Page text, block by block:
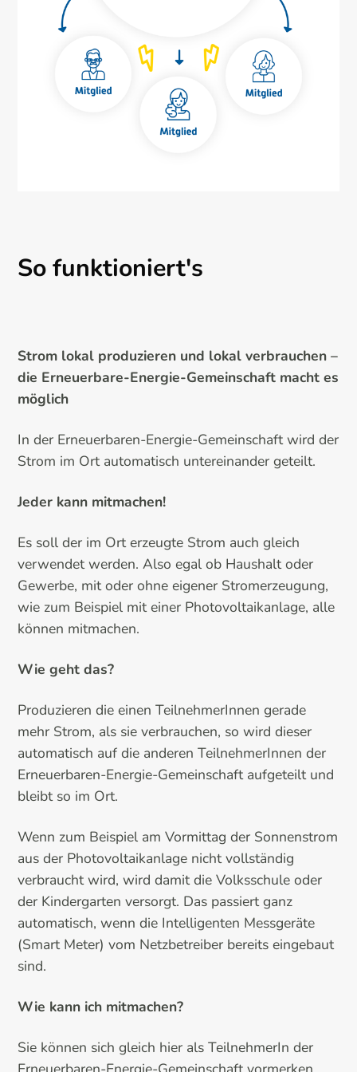
So funktioniert's
Strom lokal produzieren und lokal verbrauchen –
die Erneuerbare-Energie-Gemeinschaft macht es
möglich
In der Erneuerbaren-Energie-Gemeinschaft wird der
Strom im Ort automatisch untereinander geteilt.
Jeder kann mitmachen!
Es soll der im Ort erzeugte Strom auch gleich
verwendet werden. Also egal ob Haushalt oder
Gewerbe, mit oder ohne eigener Stromerzeugung,
wie zum Beispiel mit einer Photovoltaikanlage, alle
können mitmachen.
Wie geht das?
Produzieren die einen TeilnehmerInnen gerade
mehr Strom, als sie verbrauchen, so wird dieser
automatisch auf die anderen TeilnehmerInnen der
Erneuerbaren-Energie-Gemeinschaft aufgeteilt und
bleibt so im Ort.
Wenn zum Beispiel am Vormittag der Sonnenstrom
aus der Photovoltaikanlage nicht vollständig
verbraucht wird, wird damit die Volksschule oder
der Kindergarten versorgt. Das passiert ganz
automatisch, wenn die Intelligenten Messgeräte
(Smart Meter) vom Netzbetreiber bereits eingebaut
sind.
Wie kann ich mitmachen?
Sie können sich gleich hier als TeilnehmerIn der